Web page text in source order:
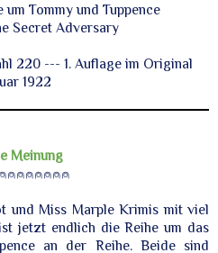
Tommy und Tuppence
Secret Adversary
220 --- 1. Auflage im Original
1922
Meinung
und Miss Marple Krimis mit viel
jetzt endlich die Reihe um das
an der Reihe. Beide sind